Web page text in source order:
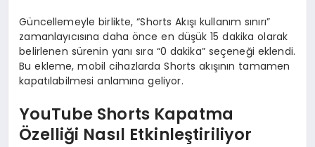
Güncellemeyle birlikte, “Shorts Akışı kullanım sınırı”
zamanlayıcısına daha önce en düşük 15 dakika olarak
belirlenen sürenin yanı sıra “0 dakika” seçeneği eklendi.
Bu ekleme, mobil cihazlarda Shorts akışının tamamen
kapatılabilmesi anlamına geliyor.
YouTube Shorts Kapatma
Özelliği Nasıl Etkinleştiriliyor